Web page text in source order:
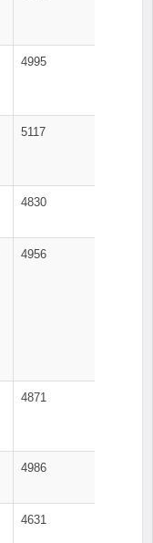
4995
5117
4830
4956
4871
4986
4631